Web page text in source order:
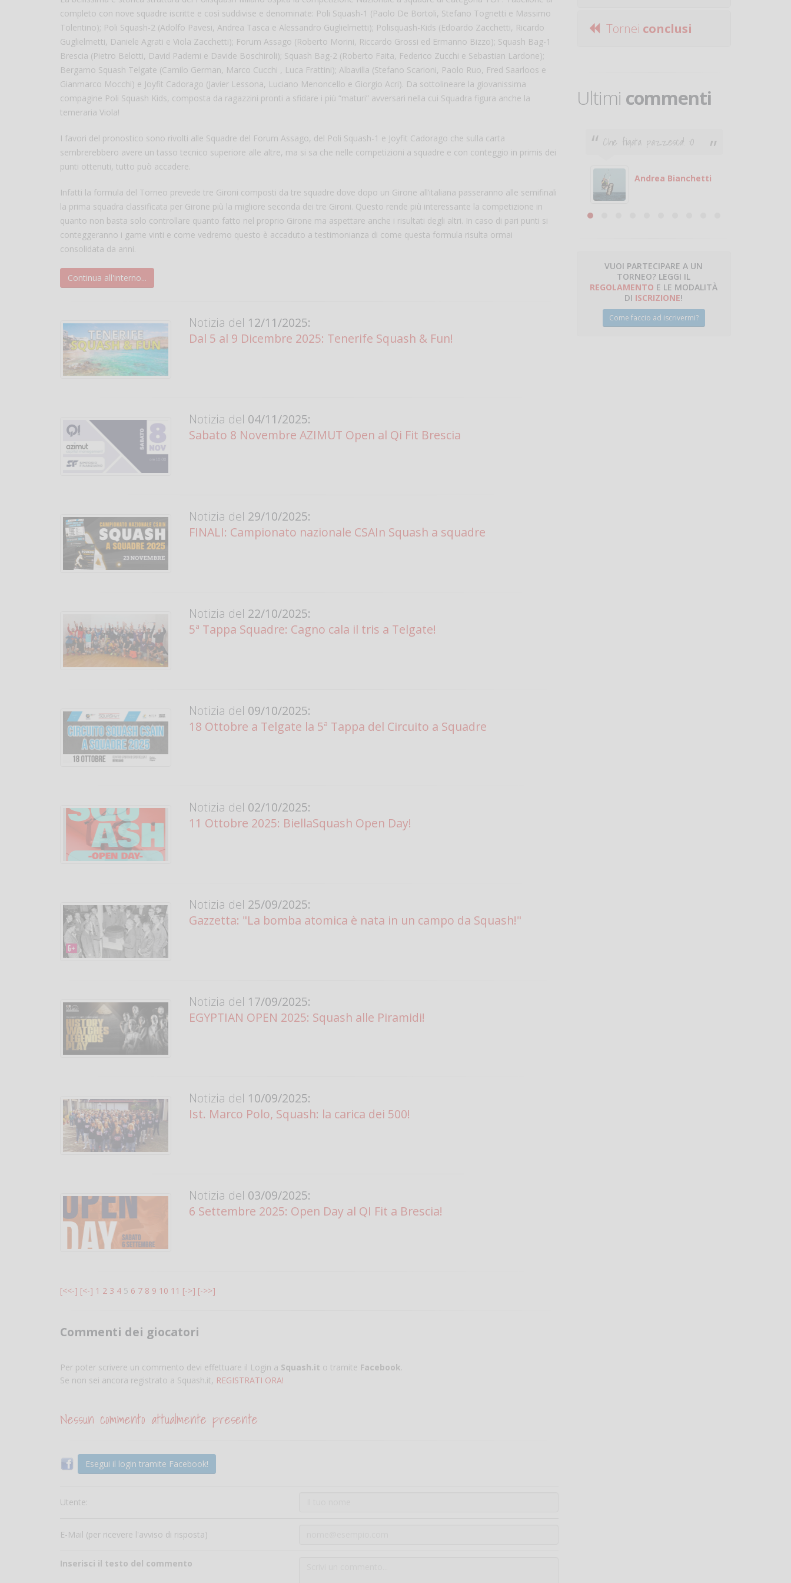
completo con nove squadre iscritte e così suddivise e denominate: Poli Squash-1 (Paolo De Bortoli, Stefano Tognetti e Massimo
Tolentino); Poli Squash-2 (Adolfo Pavesi, Andrea Tasca e Alessandro Guglielmetti); Polisquash-Kids (Edoardo Zacchetti, Ricardo
Guglielmetti, Daniele Agrati e Viola Zacchetti); Forum Assago (Roberto Morini, Riccardo Grossi ed Ermanno Bizzo); Squash Bag-1
Brescia (Pietro Belotti, David Paderni e Davide Boschiroli); Squash Bag-2 (Roberto Faita, Federico Zucchi e Sebastian Lardone);
Bergamo Squash Telgate (Camilo German, Marco Cucchi , Luca Frattini); Albavilla (Stefano Scarioni, Paolo Ruo, Fred Saarloos e
Gianmarco Mocchi) e Joyfit Cadorago (Javier Lessona, Luciano Menoncello e Giorgio Acri). Da sottolineare la giovanissima
compagine Poli Squash Kids, composta da ragazzini pronti a sfidare i più “maturi” avversari nella cui Squadra figura anche la
temeraria Viola!
I favori del pronostico sono rivolti alle Squadre del Forum Assago, del Poli Squash-1 e Joyfit Cadorago che sulla carta
sembrerebbero avere un tasso tecnico superiore alle altre, ma si sa che nelle competizioni a squadre e con conteggio in primis dei
punti ottenuti, tutto può accadere.
Infatti la formula del Torneo prevede tre Gironi composti da tre squadre dove dopo un Girone all’italiana passeranno alle semifinali
la prima squadra classificata per Girone più la migliore seconda dei tre Gironi. Questo rende più interessante la competizione in
quanto non basta solo controllare quanto fatto nel proprio Girone ma aspettare anche i risultati degli altri. In caso di pari punti si
conteggeranno i game vinti e come vedremo questo è accaduto a testimonianza di come questa formula risulta ormai
consolidata da anni.
Continua all'interno...
Notizia del 12/11/2025:
Dal 5 al 9 Dicembre 2025: Tenerife Squash & Fun!
Notizia del 04/11/2025:
Sabato 8 Novembre AZIMUT Open al Qi Fit Brescia
Notizia del 29/10/2025:
FINALI: Campionato nazionale CSAIn Squash a squadre
Notizia del 22/10/2025:
5ª Tappa Squadre: Cagno cala il tris a Telgate!
Notizia del 09/10/2025:
18 Ottobre a Telgate la 5ª Tappa del Circuito a Squadre
Notizia del 02/10/2025:
11 Ottobre 2025: BiellaSquash Open Day!
Notizia del 25/09/2025:
Gazzetta: "La bomba atomica è nata in un campo da Squash!"
Notizia del 17/09/2025:
EGYPTIAN OPEN 2025: Squash alle Piramidi!
Notizia del 10/09/2025:
Ist. Marco Polo, Squash: la carica dei 500!
Notizia del 03/09/2025:
6 Settembre 2025: Open Day al QI Fit a Brescia!
[<<-] [<-] 1 2 3 4 5 6 7 8 9 10 11 [->] [->>]
Commenti dei giocatori
Per poter scrivere un commento devi effettuare il Login a Squash.it o tramite Facebook.
Se non sei ancora registrato a Squash.it, REGISTRATI ORA!
Nessun commento attualmente presente
Esegui il login tramite Facebook!
Utente:
E-Mail (per ricevere l'avviso di risposta)
Inserisci il testo del commento
Tornei conclusi
Ultimi commenti
Salve,
un mio amico?
Devo chiamare il numero
telefonico o si può fare
online?
Che figata pazzesca! :O
Andrea Bianchetti
VUOI PARTECIPARE A UN
TORNEO? LEGGI IL
REGOLAMENTO E LE MODALITÀ
DI ISCRIZIONE!
Come faccio ad iscrivermi?